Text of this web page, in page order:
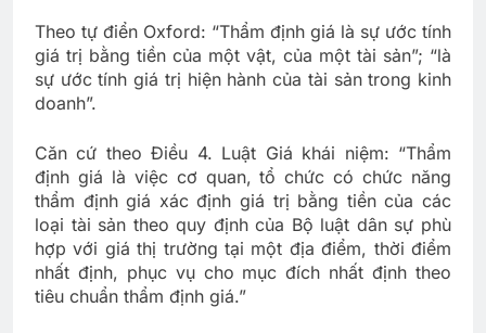
Theo tự điển Oxford: “Thẩm định giá là sự ước tính
giá trị bằng tiền của một vật, của một tài sản”; “là
sự ước tính giá trị hiện hành của tài sản trong kinh
doanh”.
Căn cứ theo Điều 4. Luật Giá khái niệm: “Thẩm
định giá là việc cơ quan, tổ chức có chức năng
thẩm định giá xác định giá trị bằng tiền của các
loại tài sản theo quy định của Bộ luật dân sự phù
hợp với giá thị trường tại một địa điểm, thời điểm
nhất định, phục vụ cho mục đích nhất định theo
tiêu chuẩn thẩm định giá.”